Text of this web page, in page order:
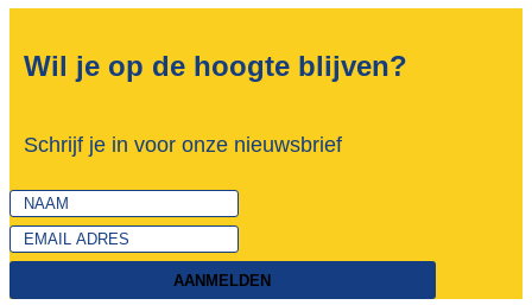
Wil je op de hoogte blijven?
Schrijf je in voor onze nieuwsbrief
AANMELDEN